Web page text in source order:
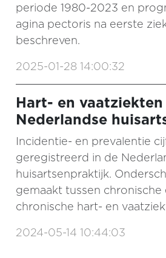
periode 1980-2023 en
agina pectoris na eerste
beschreven.
2025-01-28 14:00:32
Hart- en
Nederlandse
Incidentie- en prevalentie
geregistreerd in de
huisartsenpraktijk.
gemaakt tussen chronische
chronische hart- en
2024-05-14 10:44:03